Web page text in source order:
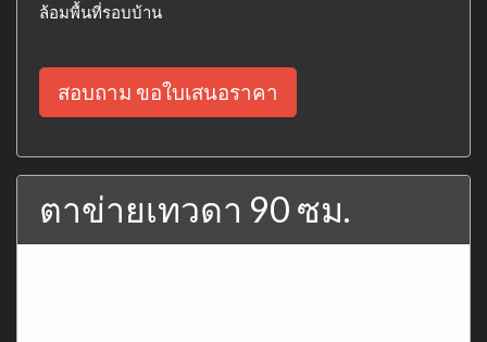
ล้อมพื้นที่รอบบ้าน
สอบถาม ขอใบเสนอราคา
ตาข่ายเทวดา 90 ซม.